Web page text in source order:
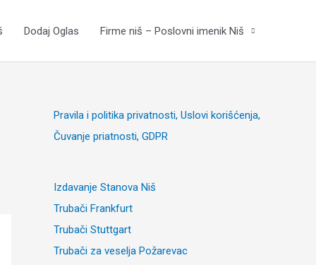
Dodaj Oglas Firme niš – Poslovni imenik Niš
Pravila i politika privatnosti, Uslovi korišćenja,
Čuvanje priatnosti, GDPR
Izdavanje Stanova Niš
Trubači Frankfurt
Trubači Stuttgart
Trubači za veselja Požarevac